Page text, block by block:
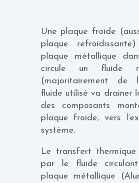
Une plaque froide
plaque
plaque métallique
circule un fluide
(majoritairement de
fluide utilisé va drainer
des composants
plaque froide, vers
système.
Le transfert
par le fluide
plaque métallique